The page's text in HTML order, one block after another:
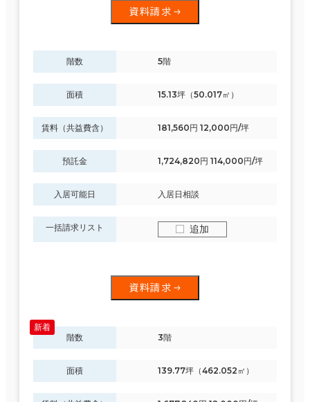
資料請求
階数 5階
面積 15.13坪（50.017㎡）
賃料（共益費含） 181,560円 12,000円/坪
預託金 1,724,820円 114,000円/坪
入居可能日 入居日相談
一括請求リスト 追加
資料請求
階数 3階
面積 139.77坪（462.052㎡）